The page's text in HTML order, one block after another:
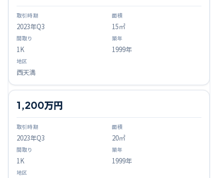
2023年Q3 15㎡
1K 1999年
西天満
2023年Q3
1,200万円
20㎡
1K 1999年